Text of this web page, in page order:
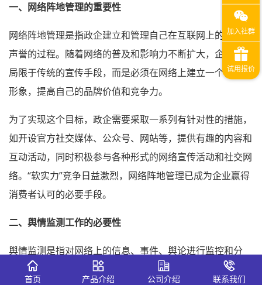
一、网络阵地管理的重要性
网络阵地管理是指政企建立和管理自己在互联网上的形象和
声誉的过程。随着网络的普及和影响力不断扩大，企业不再
局限于传统的宣传手段，而是必须在网络上建立一个良好的
形象，提高自己的品牌价值和竞争力。
为了实现这个目标，政企需要采取一系列有针对性的措施，
如开设官方社交媒体、公众号、网站等，提供有趣的内容和
互动活动，同时积极参与各种形式的网络宣传活动和社交网
络。“软实力”竞争日益激烈，网络阵地管理已成为企业赢得
消费者认可的必要手段。
二、舆情监测工作的必要性
舆情监测是指对网络上的信息、事件、舆论进行监控和分
析，以便及时把握民意、防止危机的发生。网络时代，舆情
首页 产品介绍 公司介绍 联系我们